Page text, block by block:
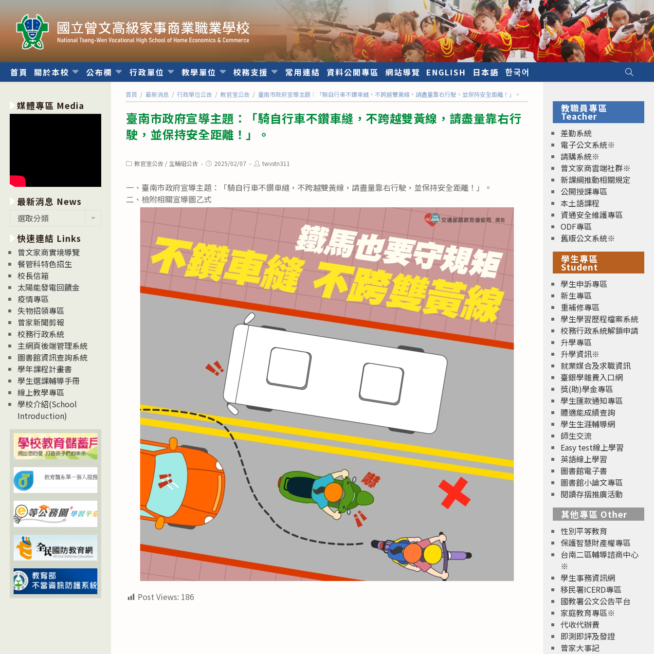
內
首頁 關於本校 公布欄 行政單位 教學單位 校務支援 常用連結 資料公開專區 網站導覽 ENGLISH 日本語 한국어
首頁 / 最新消息 / 行政單位公告 / 教官室公告 / 臺南市政府宣導主題：「騎自行車不鑽車縫，不跨越雙黃線，請盡量靠右行駛，並保持安全距離！」。
臺南市政府宣導主題：「騎自行車不鑽車縫，不跨越雙黃線，請盡量靠右行
駛，並保持安全距離！」。
Post教官室公告 / 生輔組公告
Post2025/02/07
Posttwvstn311
一、臺南市政府宣導主題：「騎自行車不鑽車縫，不跨越雙黃線，請盡量靠右行駛，並保持安全距離！」。
二、檢附相關宣導圖乙式
Post Views: 186
媒體專區 Media
最新消息 News
消
息
News
選取分類
快速連結 Links
曾文家商實境導覽
餐管科特色招生
校長信箱
太陽能發電回饋金
疫情專區
失物招領專區
曾家新聞剪報
校務行政系統
主網頁後端管理系統
圖書館資訊查詢系統
學年課程計畫書
學生選課輔導手冊
線上教學專區
學校介紹(School
Introduction)
教職員專區
Teacher
差勤系統
電子公文系統※
請購系統※
曾文家商雲端社群※
新課綱推動相關規定
公開授課專區
本土語課程
資通安全維護專區
ODF專區
舊版公文系統※
學生專區
Student
學生申訴專區
新生專區
重補修專區
學生學習歷程檔案系統
校務行政系統解鎖申請
升學專區
升學資訊※
就業媒合及求職資訊
臺銀學雜費入口網
獎(助)學金專區
學生匯款通知專區
體適能成績查詢
學生生涯輔導網
師生交流
Easy test線上學習
英語線上學習
圖書館電子書
圖書館小論文專區
閱讀存摺推廣活動
其他專區 Other
性別平等教育
保護智慧財產權專區
台南二區輔導諮商中心
※
學生事務資訊網
移民署ICERD專區
國教署公文公告平台
家庭教育專區※
代收代辦費
即測即評及發證
曾家大事記